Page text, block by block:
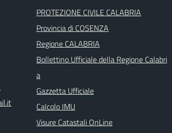
PROTEZIONE CIVILE CALABRIA
Provincia di COSENZA
Regione CALABRIA
Bollettino Ufficiale della Regione Calabri
a
Gazzetta Ufficiale
Calcolo IMU
Visure Catastali OnLine